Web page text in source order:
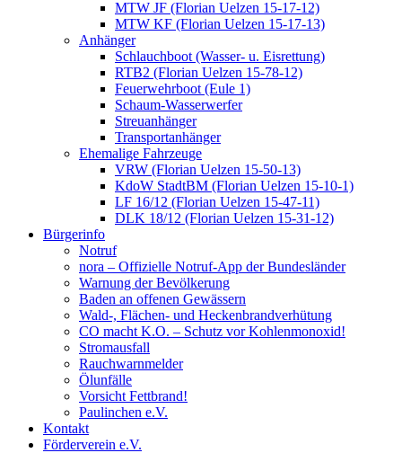
MTW JF (Florian Uelzen 15-17-12)
MTW KF (Florian Uelzen 15-17-13)
Anhänger
Schlauchboot (Wasser- u. Eisrettung)
RTB2 (Florian Uelzen 15-78-12)
Feuerwehrboot (Eule 1)
Schaum-Wasserwerfer
Streuanhänger
Transportanhänger
Ehemalige Fahrzeuge
VRW (Florian Uelzen 15-50-13)
KdoW StadtBM (Florian Uelzen 15-10-1)
LF 16/12 (Florian Uelzen 15-47-11)
DLK 18/12 (Florian Uelzen 15-31-12)
Bürgerinfo
Notruf
nora – Offizielle Notruf-App der Bundesländer
Warnung der Bevölkerung
Baden an offenen Gewässern
Wald-, Flächen- und Heckenbrandverhütung
CO macht K.O. – Schutz vor Kohlenmonoxid!
Stromausfall
Rauchwarnmelder
Ölunfälle
Vorsicht Fettbrand!
Paulinchen e.V.
Kontakt
Förderverein e.V.